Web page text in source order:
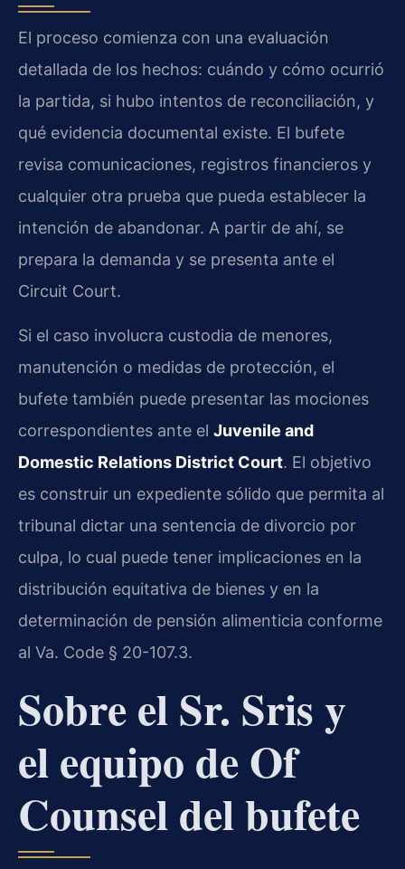
El proceso comienza con una evaluación
detallada de los hechos: cuándo y cómo ocurrió
la partida, si hubo intentos de reconciliación, y
qué evidencia documental existe. El bufete
revisa comunicaciones, registros financieros y
cualquier otra prueba que pueda establecer la
intención de abandonar. A partir de ahí, se
prepara la demanda y se presenta ante el
Circuit Court.
Si el caso involucra custodia de menores,
manutención o medidas de protección, el
bufete también puede presentar las mociones
correspondientes ante el Juvenile and
Domestic Relations District Court. El objetivo
es construir un expediente sólido que permita al
tribunal dictar una sentencia de divorcio por
culpa, lo cual puede tener implicaciones en la
distribución equitativa de bienes y en la
determinación de pensión alimenticia conforme
al Va. Code § 20-107.3.
Sobre el Sr. Sris y
el equipo de Of
Counsel del bufete